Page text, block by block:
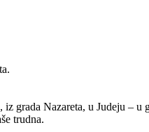
grada Nazareta, u Judeju – u
trudna.